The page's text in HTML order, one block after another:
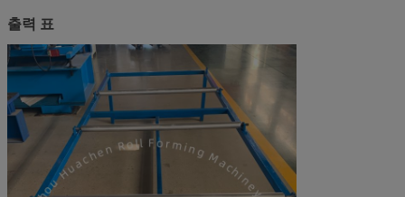
출력 표